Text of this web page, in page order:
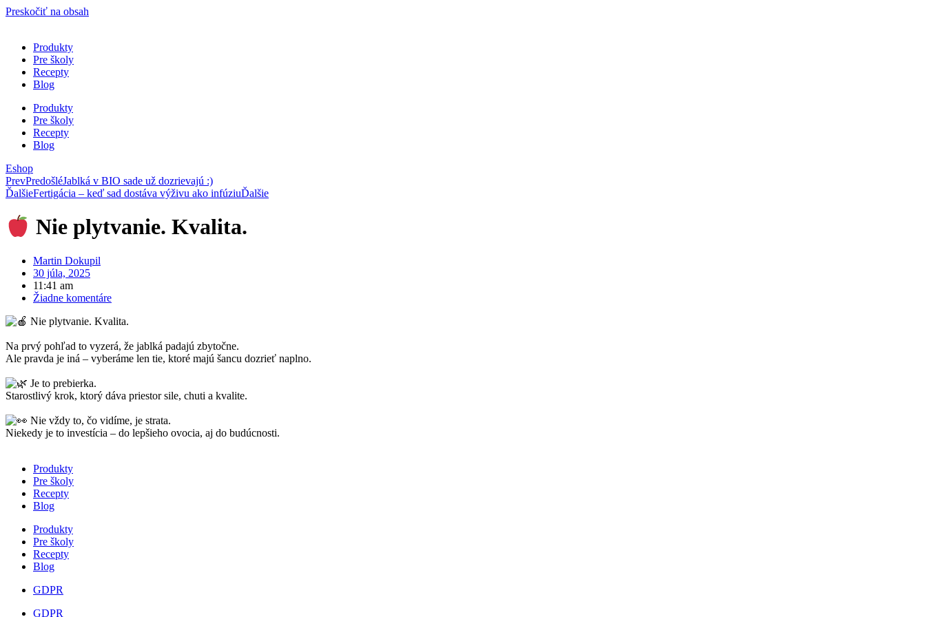
Preskočiť na obsah
Produkty
Pre školy
Recepty
Blog
Produkty
Pre školy
Recepty
Blog
Eshop
PrevPredošléJablká v BIO sade už dozrievajú :)
ĎalšieFertigácia – keď sad dostáva výživu ako infúziuĎalšie
Nie plytvanie. Kvalita.
Martin Dokupil
30 júla, 2025
11:41 am
Žiadne komentáre
Nie plytvanie. Kvalita.
Na prvý pohľad to vyzerá, že jablká padajú zbytočne.
Ale pravda je iná – vyberáme len tie, ktoré majú šancu dozrieť naplno.
Je to prebierka.
Starostlivý krok, ktorý dáva priestor sile, chuti a kvalite.
Nie vždy to, čo vidíme, je strata.
Niekedy je to investícia – do lepšieho ovocia, aj do budúcnosti.
Produkty
Pre školy
Recepty
Blog
Produkty
Pre školy
Recepty
Blog
GDPR
GDPR